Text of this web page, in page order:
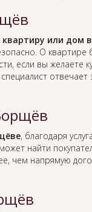
квартиру или дом
О
если вы
специалист
, благодаря
найти
чем напрямую